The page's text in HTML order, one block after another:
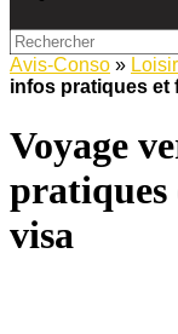
Avis-Conso »
infos pratiques et
Voyage
pratiques
visa